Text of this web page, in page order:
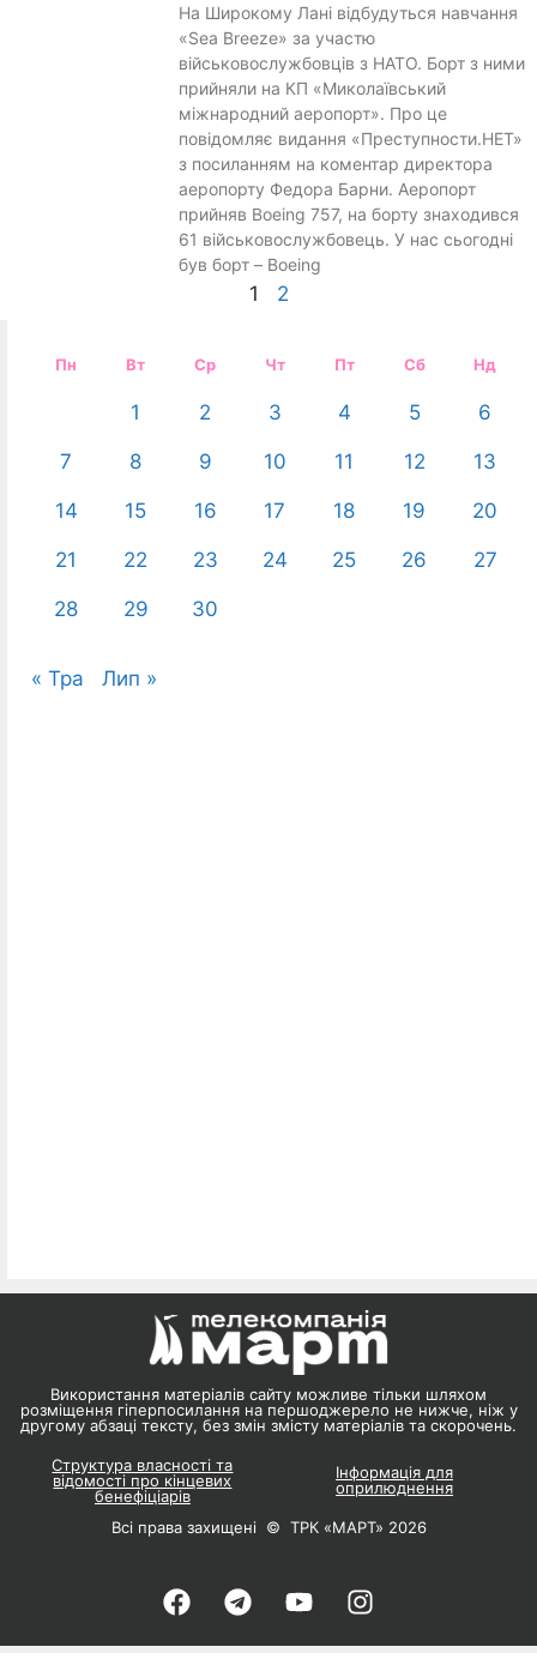
На Широкому Лані відбудуться навчання
«Sea Breeze» за участю
військовослужбовців з НАТО. Борт з ними
прийняли на КП «Миколаївський
міжнародний аеропорт». Про це
повідомляє видання «Преступности.НЕТ»
з посиланням на коментар директора
аеропорту Федора Барни. Аеропорт
прийняв Boeing 757, на борту знаходився
61 військовослужбовець. У нас сьогодні
був борт – Boeing
1 2
Пн Вт Ср Чт Пт Сб Нд
1 2 3 4 5 6
7 8 9 10 11 12 13
14 15 16 17 18 19 20
21 22 23 24 25 26 27
28 29 30
« Тра Лип »
Використання матеріалів сайту можливе тільки шляхом
розміщення гіперпосилання на першоджерело не нижче, ніж у
другому абзаці тексту, без змін змісту матеріалів та скорочень.
Структура власності та
відомості про кінцевих
бенефіціарів
Інформація для
оприлюднення
Всі права захищені © ТРК «МАРТ» 2026